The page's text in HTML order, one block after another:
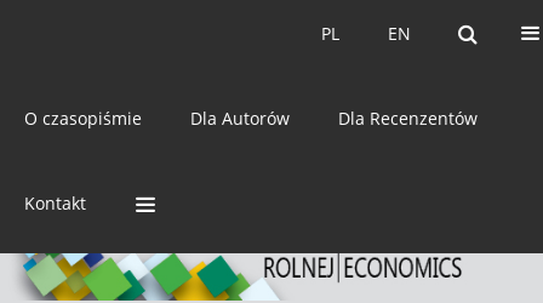
EN
PL EN
PL
O czasopiśmie Dla Autorów Dla Recenzentów
Kontakt
ISSN: 0044-1600